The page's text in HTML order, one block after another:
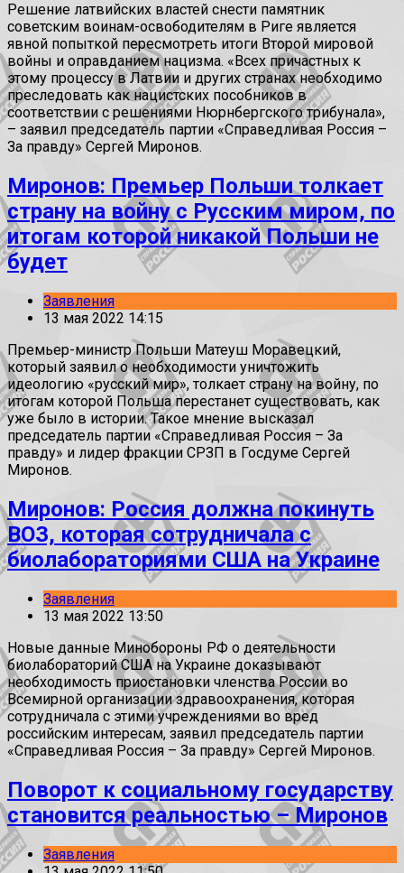
Решение латвийских властей снести памятник
советским воинам-освободителям в Риге является
явной попыткой пересмотреть итоги Второй мировой
войны и оправданием нацизма. «Всех причастных к
этому процессу в Латвии и других странах необходимо
преследовать как нацистских пособников в
соответствии с решениями Нюрнбергского трибунала»,
– заявил председатель партии «Справедливая Россия –
За правду» Сергей Миронов.
Миронов: Премьер Польши толкает
страну на войну с Русским миром, по
итогам которой никакой Польши не
будет
Заявления
13 мая 2022 14:15
Премьер-министр Польши Матеуш Моравецкий,
который заявил о необходимости уничтожить
идеологию «русский мир», толкает страну на войну, по
итогам которой Польша перестанет существовать, как
уже было в истории. Такое мнение высказал
председатель партии «Справедливая Россия – За
правду» и лидер фракции СРЗП в Госдуме Сергей
Миронов.
Миронов: Россия должна покинуть
ВОЗ, которая сотрудничала с
биолабораториями США на Украине
Заявления
13 мая 2022 13:50
Новые данные Минобороны РФ о деятельности
биолабораторий США на Украине доказывают
необходимость приостановки членства России во
Всемирной организации здравоохранения, которая
сотрудничала с этими учреждениями во вред
российским интересам, заявил председатель партии
«Справедливая Россия – За правду» Сергей Миронов.
Поворот к социальному государству
становится реальностью – Миронов
Заявления